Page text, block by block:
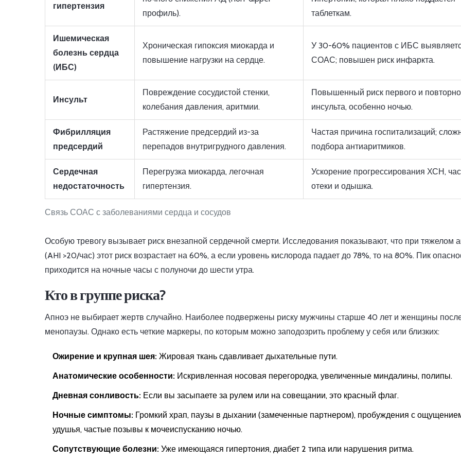
Связь СОАС с заболеваниями сердца и сосудов
гипертензия
профиль).
таблеткам.
Ишемическая
болезнь сердца
(ИБС)
Хроническая гипоксия миокарда и
повышение нагрузки на сердце.
У 30-60% пациентов с ИБС
СОАС; повышен риск инфаркта.
Инсульт
Повреждение сосудистой стенки,
колебания давления, аритмии.
Повышенный риск первого и
инсульта, особенно ночью.
Фибрилляция
предсердий
Растяжение предсердий из-за
перепадов внутригрудного давления.
Частая причина госпитализаций;
подбора антиаритмиков.
Сердечная
недостаточность
Перегрузка миокарда, легочная
гипертензия.
Ускорение прогрессирования ХСН,
отеки и одышка.
Особую тревогу вызывает риск внезапной сердечной смерти. Исследования показывают, что при тяжелом
(AHI >20/час) этот риск возрастает на 60%, а если уровень кислорода падает до 78%, то на 80%. Пик
приходится на ночные часы с полуночи до шести утра.
Кто в группе риска?
Апноэ не выбирает жертв случайно. Наиболее подвержены риску мужчины старше 40 лет и женщины
менопаузы. Однако есть четкие маркеры, по которым можно заподозрить проблему у себя или близких:
Ожирение и крупная шея: Жировая ткань сдавливает дыхательные пути.
Анатомические особенности: Искривленная носовая перегородка, увеличенные миндалины, полипы.
Дневная сонливость: Если вы засыпаете за рулем или на совещании, это красный флаг.
Ночные симптомы: Громкий храп, паузы в дыхании (замеченные партнером), пробуждения с
удушья, частые позывы к мочеиспусканию ночью.
Сопутствующие болезни: Уже имеющаяся гипертония, диабет 2 типа или нарушения ритма.